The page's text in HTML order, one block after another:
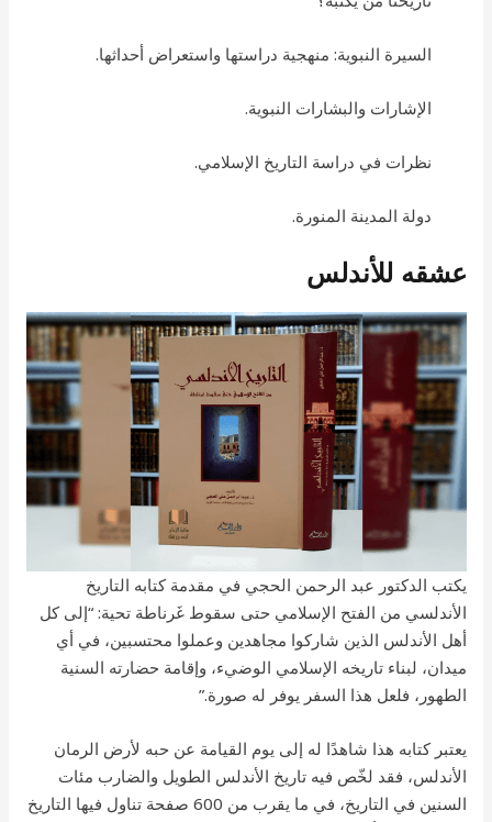
السيرة النبوية: منهجية دراستها واستعراض أحداثها.
الإشارات والبشارات النبوية.
نظرات في دراسة التاريخ الإسلامي.
دولة المدينة المنورة.
عشقه للأندلس
يكتب الدكتور عبد الرحمن الحجي في مقدمة كتابه التاريخ
الأندلسي من الفتح الإسلامي حتى سقوط غَرناطة تحية: “إلى كل
أهل الأندلس الذين شاركوا مجاهدين وعملوا محتسبين، في أي
ميدان، لبناء تاريخه الإسلامي الوضيء، وإقامة حضارته السنية
الطهور، فلعل هذا السفر يوفر له صورة.”
يعتبر كتابه هذا شاهدًا له إلى يوم القيامة عن حبه لأرض الرمان
الأندلس، فقد لخّص فيه تاريخ الأندلس الطويل والضارب مئات
السنين في التاريخ، في ما يقرب من 600 صفحة تناول فيها التاريخ